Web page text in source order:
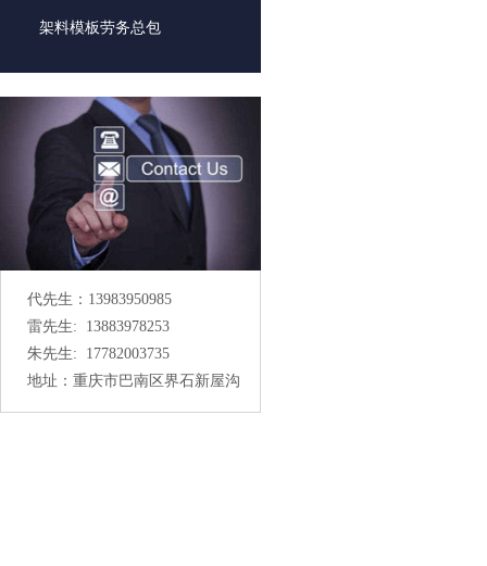
架料模板劳务总包
代先生：13983950985
雷先生: 13883978253
朱先生: 17782003735
地址：重庆市巴南区界石新屋沟